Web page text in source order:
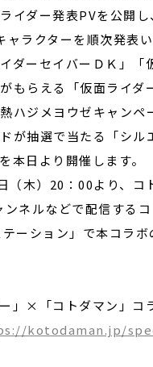
イダー発表PVを公開
ャラクターを順次発表
ダーセイバーＤＫ」「
もらえる「仮面ライダ
ハジメヨウゼキャンペ
が抽選で当たる「シル
本日より開催します。
（木）20：00より、コ
ネルなどで配信する
ーション」で本コラボ
ー」×「コトダマン」コ
kotodaman.jp/